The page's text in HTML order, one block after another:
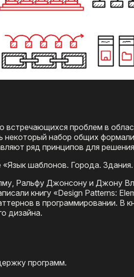
встречающихся проблем в
некоторый набор общих
ряд принципов для
шаблонов. Города.
Ральфу Джонсону и Джону
книгу «Design Patterns:
в программировании. В
дизайна.
программ.